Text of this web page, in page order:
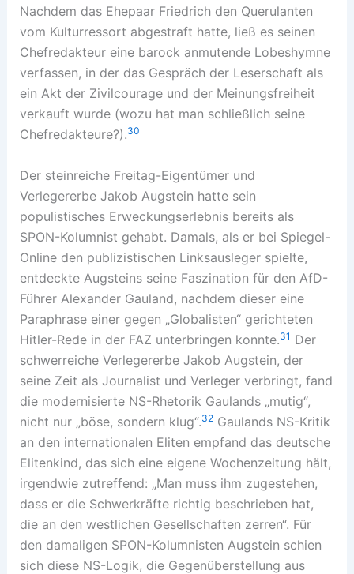
Nachdem das Ehepaar Friedrich den Querulanten
vom Kulturressort abgestraft hatte, ließ es seinen
Chefredakteur eine barock anmutende Lobeshymne
verfassen, in der das Gespräch der Leserschaft als
ein Akt der Zivilcourage und der Meinungsfreiheit
verkauft wurde (wozu hat man schließlich seine
Chefredakteure?).30
Der steinreiche Freitag-Eigentümer und
Verlegererbe Jakob Augstein hatte sein
populistisches Erweckungserlebnis bereits als
SPON-Kolumnist gehabt. Damals, als er bei Spiegel-
Online den publizistischen Linksausleger spielte,
entdeckte Augsteins seine Faszination für den AfD-
Führer Alexander Gauland, nachdem dieser eine
Paraphrase einer gegen „Globalisten“ gerichteten
Hitler-Rede in der FAZ unterbringen konnte.31 Der
schwerreiche Verlegererbe Jakob Augstein, der
seine Zeit als Journalist und Verleger verbringt, fand
die modernisierte NS-Rhetorik Gaulands „mutig“,
nicht nur „böse, sondern klug“.32Gaulands NS-Kritik
an den internationalen Eliten empfand das deutsche
Elitenkind, das sich eine eigene Wochenzeitung hält,
irgendwie zutreffend: „Man muss ihm zugestehen,
dass er die Schwerkräfte richtig beschrieben hat,
die an den westlichen Gesellschaften zerren“. Für
den damaligen SPON-Kolumnisten Augstein schien
sich diese NS-Logik, die Gegenüberstellung aus